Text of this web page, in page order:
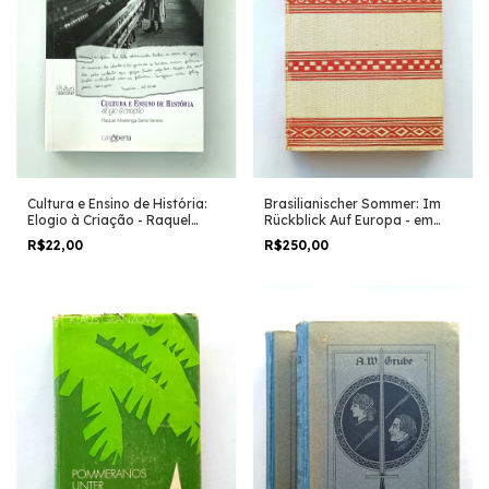
Cultura e Ensino de História:
Elogio à Criação - Raquel
Alvarenga Sena Venera
R$22,00
Brasilianischer Sommer: Im
Rückblick Auf Europa - em
alemão - Hermann Ullmann
R$250,00